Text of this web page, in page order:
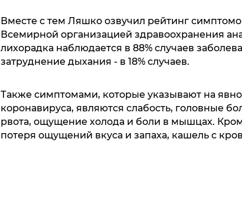
Вместе с тем Ляшко озвучил рейтинг
Всемирной организацией здравоохранения
лихорадка наблюдается в 88% случаев
затруднение дыхания - в 18% случаев.
Также симптомами, которые указывают на
коронавируса, являются слабость, головные
рвота, ощущение холода и боли в мышцах.
потеря ощущений вкуса и запаха, кашель с